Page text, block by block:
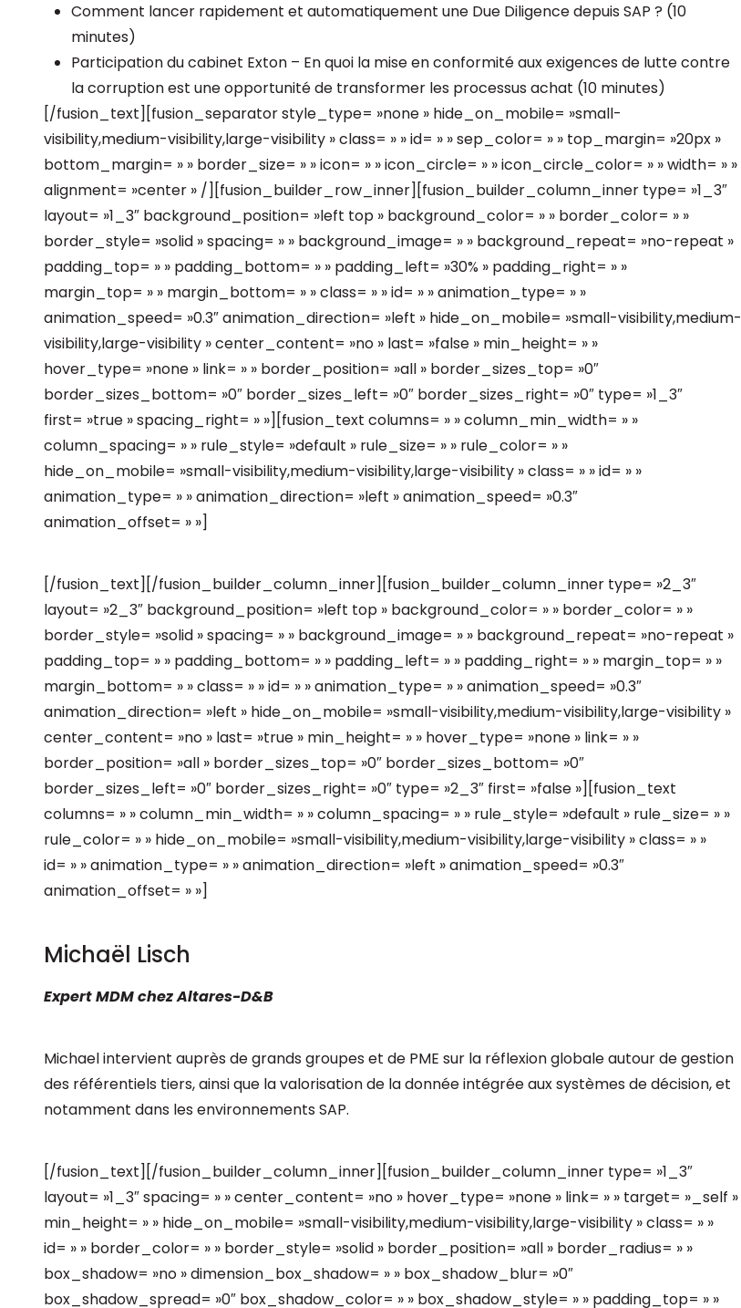
Comment lancer rapidement et automatiquement une Due Diligence depuis SAP ? (10
minutes)
Participation du cabinet Exton – En quoi la mise en conformité aux exigences de lutte contre
la corruption est une opportunité de transformer les processus achat (10 minutes)
[/fusion_text][fusion_separator style_type= »none » hide_on_mobile= »small-
visibility,medium-visibility,large-visibility » class= » » id= » » sep_color= » » top_margin= »20px »
bottom_margin= » » border_size= » » icon= » » icon_circle= » » icon_circle_color= » » width= » »
alignment= »center » /][fusion_builder_row_inner][fusion_builder_column_inner type= »1_3″
layout= »1_3″ background_position= »left top » background_color= » » border_color= » »
border_style= »solid » spacing= » » background_image= » » background_repeat= »no-repeat »
padding_top= » » padding_bottom= » » padding_left= »30% » padding_right= » »
margin_top= » » margin_bottom= » » class= » » id= » » animation_type= » »
animation_speed= »0.3″ animation_direction= »left » hide_on_mobile= »small-visibility,medium-
visibility,large-visibility » center_content= »no » last= »false » min_height= » »
hover_type= »none » link= » » border_position= »all » border_sizes_top= »0″
border_sizes_bottom= »0″ border_sizes_left= »0″ border_sizes_right= »0″ type= »1_3″
first= »true » spacing_right= » »][fusion_text columns= » » column_min_width= » »
column_spacing= » » rule_style= »default » rule_size= » » rule_color= » »
hide_on_mobile= »small-visibility,medium-visibility,large-visibility » class= » » id= » »
animation_type= » » animation_direction= »left » animation_speed= »0.3″
animation_offset= » »]
[/fusion_text][/fusion_builder_column_inner][fusion_builder_column_inner type= »2_3″
layout= »2_3″ background_position= »left top » background_color= » » border_color= » »
border_style= »solid » spacing= » » background_image= » » background_repeat= »no-repeat »
padding_top= » » padding_bottom= » » padding_left= » » padding_right= » » margin_top= » »
margin_bottom= » » class= » » id= » » animation_type= » » animation_speed= »0.3″
animation_direction= »left » hide_on_mobile= »small-visibility,medium-visibility,large-visibility »
center_content= »no » last= »true » min_height= » » hover_type= »none » link= » »
border_position= »all » border_sizes_top= »0″ border_sizes_bottom= »0″
border_sizes_left= »0″ border_sizes_right= »0″ type= »2_3″ first= »false »][fusion_text
columns= » » column_min_width= » » column_spacing= » » rule_style= »default » rule_size= » »
rule_color= » » hide_on_mobile= »small-visibility,medium-visibility,large-visibility » class= » »
id= » » animation_type= » » animation_direction= »left » animation_speed= »0.3″
animation_offset= » »]
Michaël Lisch
Expert MDM chez Altares-D&B
Michael intervient auprès de grands groupes et de PME sur la réflexion globale autour de gestion
des référentiels tiers, ainsi que la valorisation de la donnée intégrée aux systèmes de décision, et
notamment dans les environnements SAP.
[/fusion_text][/fusion_builder_column_inner][fusion_builder_column_inner type= »1_3″
layout= »1_3″ spacing= » » center_content= »no » hover_type= »none » link= » » target= »_self »
min_height= » » hide_on_mobile= »small-visibility,medium-visibility,large-visibility » class= » »
id= » » border_color= » » border_style= »solid » border_position= »all » border_radius= » »
box_shadow= »no » dimension_box_shadow= » » box_shadow_blur= »0″
box_shadow_spread= »0″ box_shadow_color= » » box_shadow_style= » » padding_top= » »